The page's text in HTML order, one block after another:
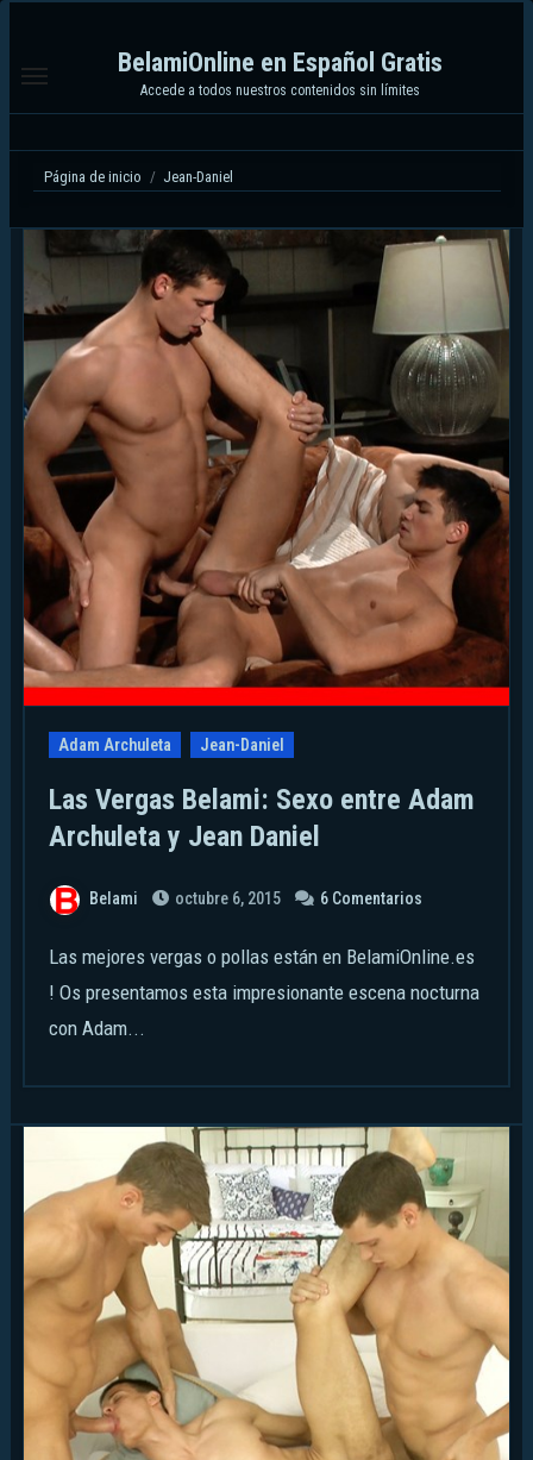
contenido
BelamiOnline en Español Gratis
Accede a todos nuestros contenidos sin límites
Página de inicio Jean-Daniel
Adam Archuleta Jean-Daniel
Las Vergas Belami: Sexo entre Adam
Archuleta y Jean Daniel
Belami octubre 6, 2015 6 Comentarios
Las mejores vergas o pollas están en BelamiOnline.es
! Os presentamos esta impresionante escena nocturna
con Adam...